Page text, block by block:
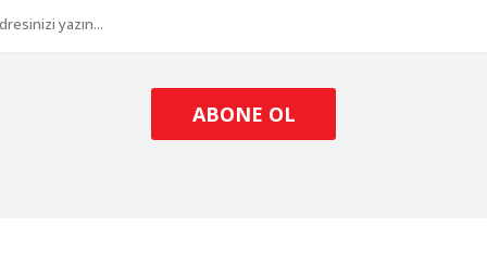
ABONE OL